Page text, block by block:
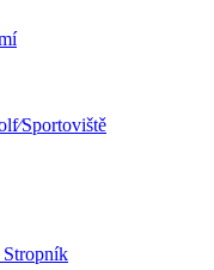
Stropník